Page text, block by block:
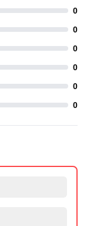
0
0
0
0
0
0